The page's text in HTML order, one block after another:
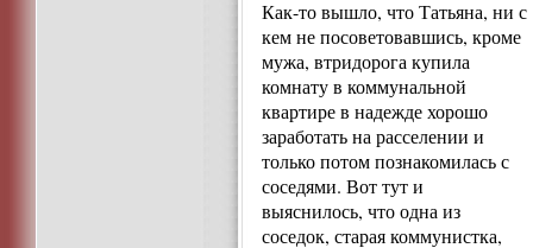
Как-то вышло, что Татьяна, ни с
кем не посоветовавшись, кроме
мужа, втридорога купила
комнату в коммунальной
квартире в надежде хорошо
заработать на расселении и
только потом познакомилась с
соседями. Вот тут и
выяснилось, что одна из
соседок, старая коммунистка,